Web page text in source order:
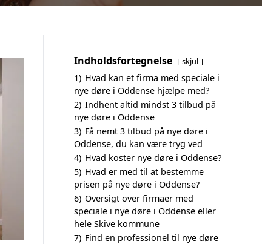
Indholdsfortegnelse skjul
1) Hvad kan et firma med speciale i
nye døre i Oddense hjælpe med?
2) Indhent altid mindst 3 tilbud på
nye døre i Oddense
3) Få nemt 3 tilbud på nye døre i
Oddense, du kan være tryg ved
4) Hvad koster nye døre i Oddense?
5) Hvad er med til at bestemme
prisen på nye døre i Oddense?
6) Oversigt over firmaer med
speciale i nye døre i Oddense eller
hele Skive kommune
7) Find en professionel til nye døre